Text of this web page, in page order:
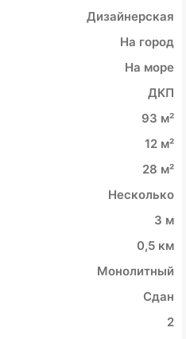
Дизайнерская
На город
На море
ДКП
93 м²
12 м²
28 м²
Несколько
3 м
0,5 км
Монолитный
Сдан
2